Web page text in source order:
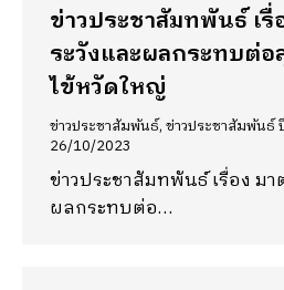
ข่าวประชาสัมทพันธ์ เรื่
ระวังและผลกระทบต่อ
ไข้หวัดใหญ่
ข่าวประชาสัมพันธ์,ข่าวประชาสัมพันธ์
26/10/2023
ข่าวประชาสัมทพันธ์ เรื่อง มา
ผลกระทบต่อ…